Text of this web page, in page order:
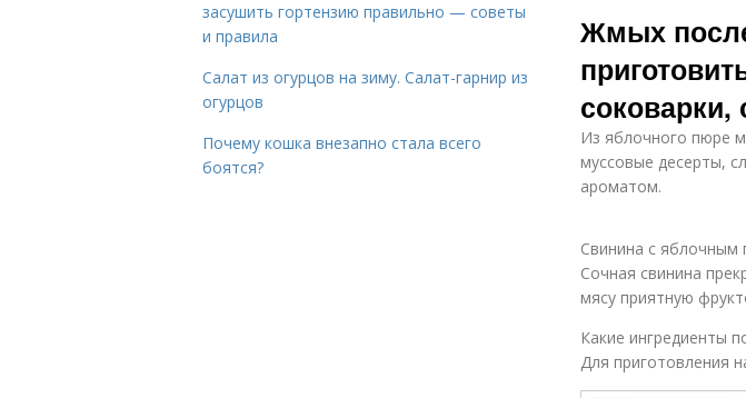
Повидло из
жмыха
Жмых
Из яблочного пюре
муссовые десерты,
ароматом.
Свинина с яблочным
Сочная свинина
мясу приятную
Какие ингредиенты
Для приготовления
засушить гортензию правильно — советы
и правила
Салат из огурцов на зиму. Салат-гарнир из
огурцов
Почему кошка внезапно стала всего
боятся?